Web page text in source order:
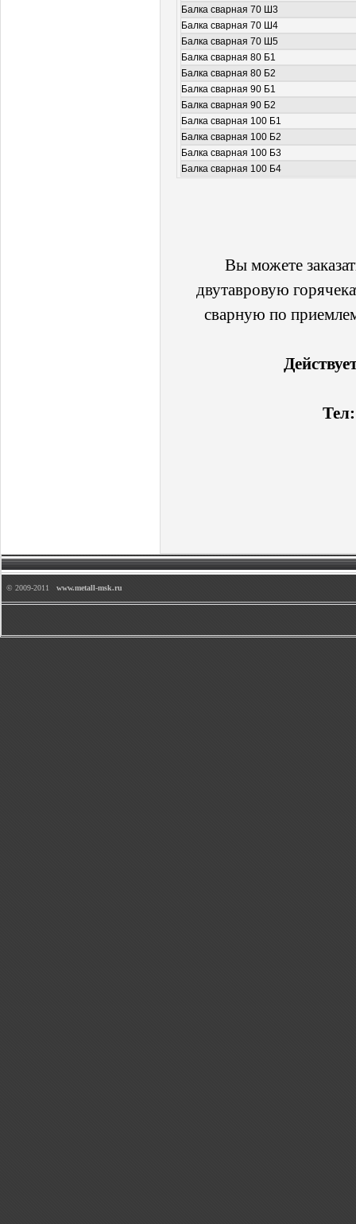
Балка сварная 70 Ш3
Балка сварная 70 Ш4
Балка сварная 70 Ш5
Балка сварная 80 Б1
Балка сварная 80 Б2
Балка сварная 90 Б1
Балка сварная 90 Б2
Балка сварная 100 Б1
Балка сварная 100 Б2
Балка сварная 100 Б3
Балка сварная 100 Б4
Вы можете
двутавровую
сварную по
© 2009-2011 www.metall-msk.ru